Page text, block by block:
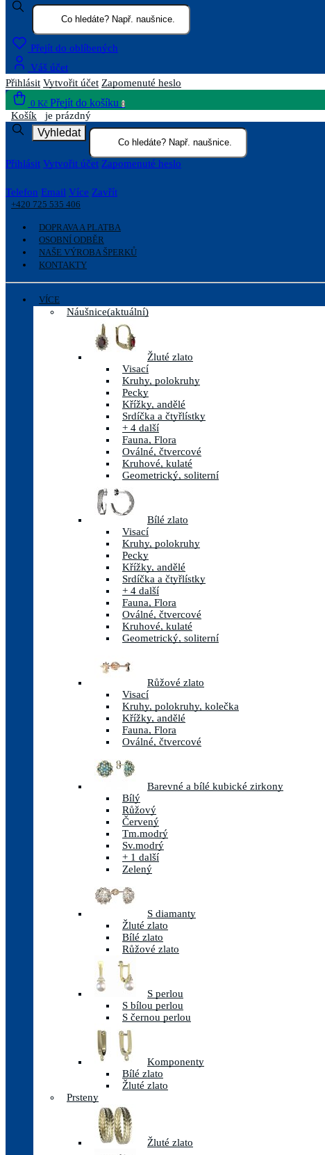
Přejít do oblíbených
Váš účet
Přihlásit Vytvořit účet Zapomenuté heslo
0 Kč Přejít do košíku 0
Košík je prázdný
Vyhledat
Přihlásit Vytvořit účet Zapomenuté heslo
Telefon Email Více Zavřít
+420 725 535 406
DOPRAVA A PLATBA
OSOBNÍ ODBĚR
NAŠE VÝROBA ŠPERKŮ
KONTAKTY
VÍCE
Náušnice(aktuální)
Žluté zlato
Visací
Kruhy, polokruhy
Pecky
Křížky, andělé
Srdíčka a čtyřlístky
+ 4 další
Fauna, Flora
Oválné, čtvercové
Kruhové, kulaté
Geometrický, soliterní
Bílé zlato
Visací
Kruhy, polokruhy
Pecky
Křížky, andělé
Srdíčka a čtyřlístky
+ 4 další
Fauna, Flora
Oválné, čtvercové
Kruhové, kulaté
Geometrický, soliterní
Růžové zlato
Visací
Kruhy, polokruhy, kolečka
Křížky, andělé
Fauna, Flora
Oválné, čtvercové
Barevné a bílé kubické zirkony
Bílý
Růžový
Červený
Tm.modrý
Sv.modrý
+ 1 další
Zelený
S diamanty
Žluté zlato
Bílé zlato
Růžové zlato
S perlou
S bílou perlou
S černou perlou
Komponenty
Bílé zlato
Žluté zlato
Prsteny
Žluté zlato